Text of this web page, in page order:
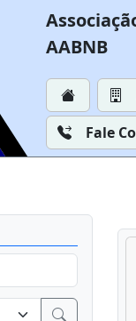
AABNB
Fale